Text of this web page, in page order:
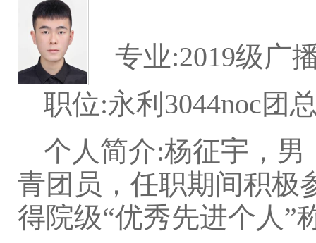
专业:2019级广
职位:永利3044noc团
个人简介:杨征宇，
青团员，任职期间积极
得院级“优秀先进个人”